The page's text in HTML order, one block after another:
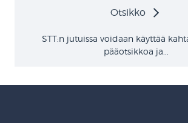
Otsikko
STT:n jutuissa voidaan käyttää kahta otsikkoa:
pääotsikkoa ja...